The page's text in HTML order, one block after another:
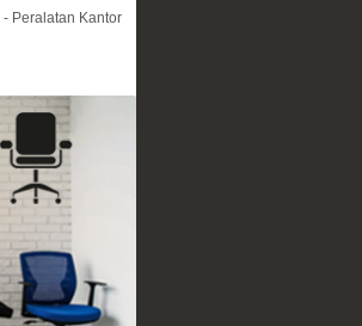
Peralatan Kantor